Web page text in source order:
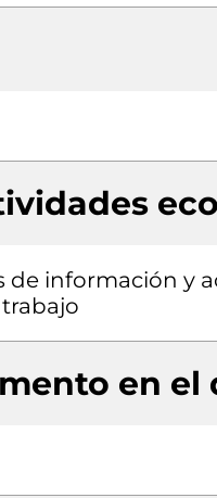
información y
en el